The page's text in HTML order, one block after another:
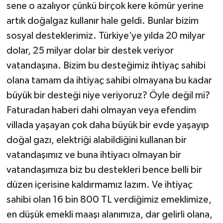
sene o azalıyor çünkü birçok kere kömür yerine
artık doğalgaz kullanır hale geldi. Bunlar bizim
sosyal desteklerimiz. Türkiye’ye yılda 20 milyar
dolar, 25 milyar dolar bir destek veriyor
vatandaşına. Bizim bu desteğimiz ihtiyaç sahibi
olana tamam da ihtiyaç sahibi olmayana bu kadar
büyük bir desteği niye veriyoruz? Öyle değil mi?
Faturadan haberi dahi olmayan veya efendim
villada yaşayan çok daha büyük bir evde yaşayıp
doğal gazı, elektriği alabildiğini kullanan bir
vatandaşımız ve buna ihtiyacı olmayan bir
vatandaşımıza biz bu destekleri bence belli bir
düzen içerisine kaldırmamız lazım. Ve ihtiyaç
sahibi olan 16 bin 800 TL verdiğimiz emeklimize,
en düşük emekli maaşı alanımıza, dar gelirli olana,